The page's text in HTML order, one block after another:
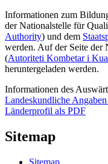
Informationen zum
der Nationalstelle für
Authority) und dem
werden. Auf der Seite der
(Autoriteti Kombetar i
heruntergeladen werden.
Informationen des
Landeskundliche
Länderprofil als PDF
Sitemap
Sitemap